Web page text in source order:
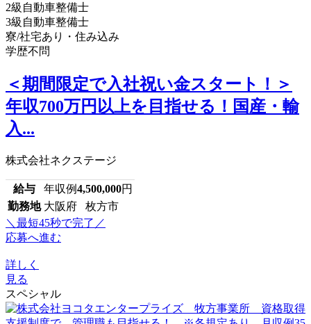
2級自動車整備士
3級自動車整備士
寮/社宅あり・住み込み
学歴不問
＜期間限定で入社祝い金スタート！＞
年収700万円以上を目指せる！国産・輸
入...
株式会社ネクステージ
給与 年収例4,500,000円
勤務地 大阪府 枚方市
＼最短45秒で完了／
応募へ進む
詳しく
見る
スペシャル